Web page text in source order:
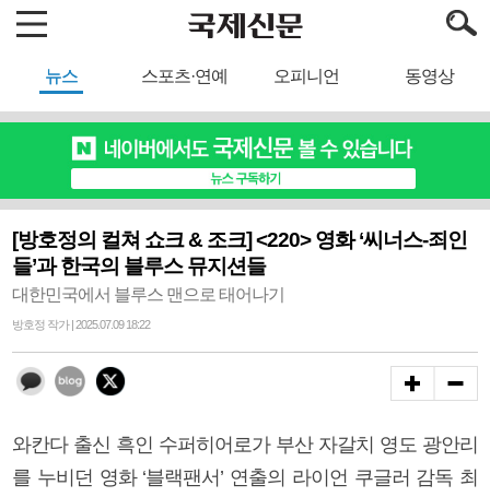
뉴스 스포츠·연예 오피니언 동영상
[방호정의 컬쳐 쇼크 & 조크] <220> 영화 ‘씨너스-죄인
들’과 한국의 블루스 뮤지션들
대한민국에서 블루스 맨으로 태어나기
방호정 작가 | 2025.07.09 18:22
와칸다 출신 흑인 수퍼히어로가 부산 자갈치 영도 광안리
를 누비던 영화 ‘블랙팬서’ 연출의 라이언 쿠글러 감독 최